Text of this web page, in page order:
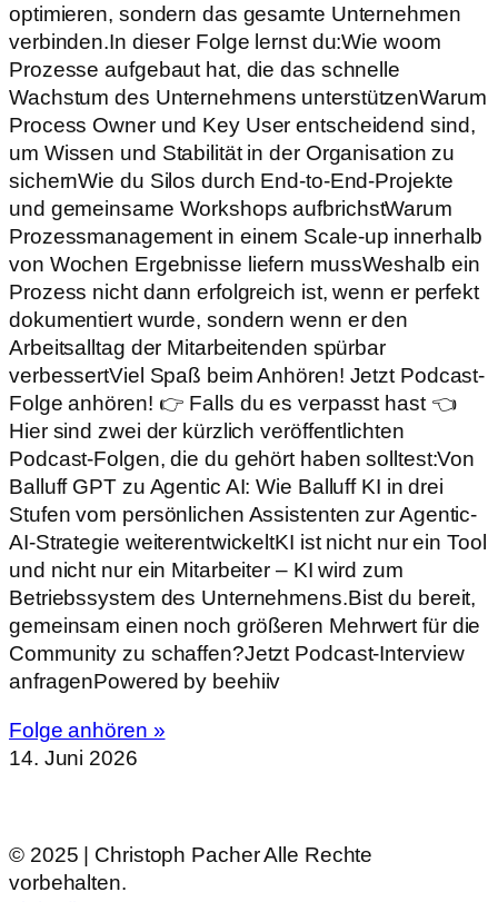
optimieren, sondern das gesamte Unternehmen
verbinden.In dieser Folge lernst du:Wie woom
Prozesse aufgebaut hat, die das schnelle
Wachstum des Unternehmens unterstützenWarum
Process Owner und Key User entscheidend sind,
um Wissen und Stabilität in der Organisation zu
sichernWie du Silos durch End-to-End-Projekte
und gemeinsame Workshops aufbrichstWarum
Prozessmanagement in einem Scale-up innerhalb
von Wochen Ergebnisse liefern mussWeshalb ein
Prozess nicht dann erfolgreich ist, wenn er perfekt
dokumentiert wurde, sondern wenn er den
Arbeitsalltag der Mitarbeitenden spürbar
verbessertViel Spaß beim Anhören! Jetzt Podcast-
Folge anhören! 👉 Falls du es verpasst hast 👈
Hier sind zwei der kürzlich veröffentlichten
Podcast-Folgen, die du gehört haben solltest:Von
Balluff GPT zu Agentic AI: Wie Balluff KI in drei
Stufen vom persönlichen Assistenten zur Agentic-
AI-Strategie weiterentwickeltKI ist nicht nur ein Tool
und nicht nur ein Mitarbeiter – KI wird zum
Betriebssystem des Unternehmens.Bist du bereit,
gemeinsam einen noch größeren Mehrwert für die
Community zu schaffen?Jetzt Podcast-Interview
anfragenPowered by beehiiv
Folge anhören »
14. Juni 2026
© 2025 | Christoph Pacher Alle Rechte
vorbehalten.